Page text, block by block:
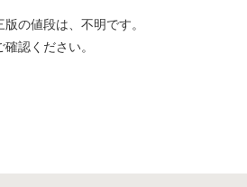
の値段は、不明です。
認ください。